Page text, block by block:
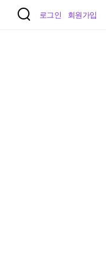
로그인 회원가입